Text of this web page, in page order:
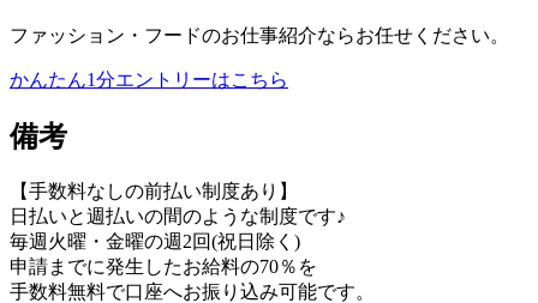
ファッション・フードのお仕事紹介ならお任せください。
かんたん1分エントリーはこちら
備考
【手数料なしの前払い制度あり】
日払いと週払いの間のような制度です♪
毎週火曜・金曜の週2回(祝日除く)
申請までに発生したお給料の70％を
手数料無料で口座へお振り込み可能です。